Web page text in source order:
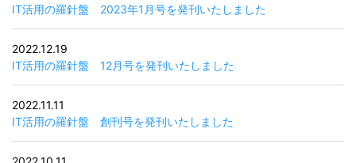
IT活用の羅針盤 2023年1月号を発刊いたしました
2022.12.19
IT活用の羅針盤 12月号を発刊いたしました
2022.11.11
IT活用の羅針盤 創刊号を発刊いたしました